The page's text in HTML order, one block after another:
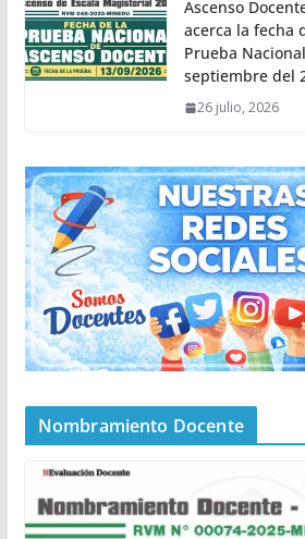
Ascenso
acerca la fecha
Prueba
septiembre del
26 julio, 2026
Nombramiento Docente